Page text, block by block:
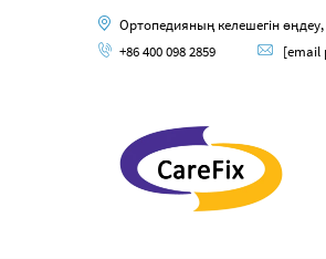
Ортопедияның келешегін
+86 400 098 2859
[email